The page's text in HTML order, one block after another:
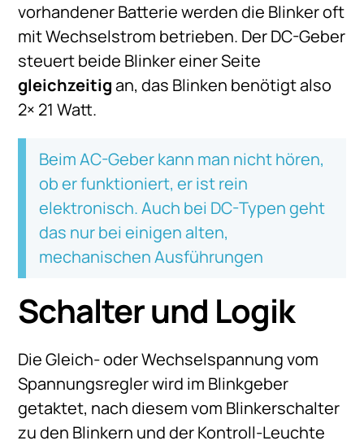
vorhandener Batterie werden die Blinker oft
mit Wechselstrom betrieben. Der DC-Geber
steuert beide Blinker einer Seite
gleichzeitigan, das Blinken benötigt also
2× 21 Watt.
Beim AC-Geber kann man nicht hören,
ob er funktioniert, er ist rein
elektronisch. Auch bei DC-Typen geht
das nur bei einigen alten,
mechanischen Ausführungen
Schalter und Logik
Die Gleich- oder Wechselspannung vom
Spannungsregler wird im Blinkgeber
getaktet, nach diesem vom Blinkerschalter
zu den Blinkern und der Kontroll-Leuchte